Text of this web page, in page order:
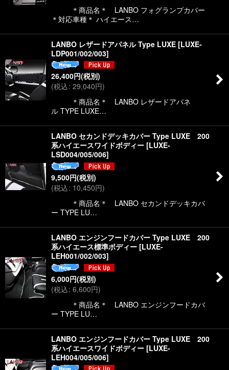
＊商品名＊ LANBO フォグランプカバー
＊対応車種＊ ハイエース…
LANBO レザードアパネル Type LUXE [LUXE-
LDP001/002/003]
26,400円(税別)
(税込: 29,040円)
＊商品名＊ LANBO レザードアパネ
ル TYPE LUXE…
LANBO セカンドデッキカバー Type LUXE 200
系ハイエースワイドボディー [LUXE-
LSD004/005/006]
9,500円(税別)
(税込: 10,450円)
＊商品名＊ LANBO セカンドデッキカバ
ー TYPE LU…
LANBO エンジンフードカバー Type LUXE 200
系ハイエース標準ボディー [LUXE-
LEH001/002/003]
6,000円(税別)
(税込: 6,600円)
＊商品名＊ LANBO エンジンフードカバ
ー TYPE LU…
LANBO エンジンフードカバー Type LUXE 200
系ハイエースワイドボディー [LUXE-
LEH004/005/006]